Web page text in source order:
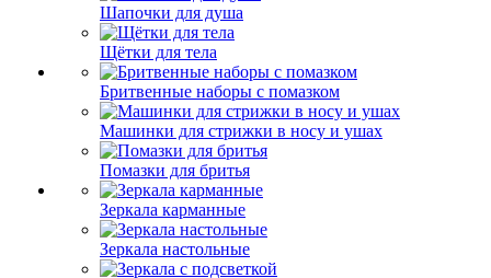
Шапочки для душа
Щётки для тела
Бритвенные наборы с помазком
Машинки для стрижки в носу и ушах
Помазки для бритья
Зеркала карманные
Зеркала настольные